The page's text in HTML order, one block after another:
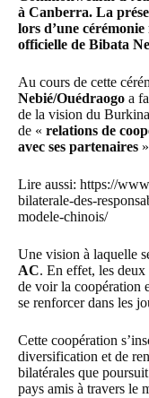
à Canberra. La
lors d’une
officielle de Bibata
Au cours de cette
Nebié/Ouédraogo a
de la vision du
de « relations de
avec ses partenaires
Lire aussi: https://
bilaterale-des-
modele-chinois/
Une vision à laquelle
AC. En effet, les
de voir la coopération
se renforcer dans les
Cette coopération
diversification et de
bilatérales que
pays amis à travers le